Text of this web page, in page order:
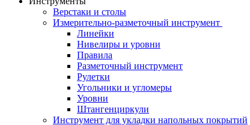
Верстаки и столы
Измерительно-разметочный инструмент
Линейки
Нивелиры и уровни
Правила
Разметочный инструмент
Рулетки
Угольники и угломеры
Уровни
Штангенциркули
Инструмент для укладки напольных покрытий